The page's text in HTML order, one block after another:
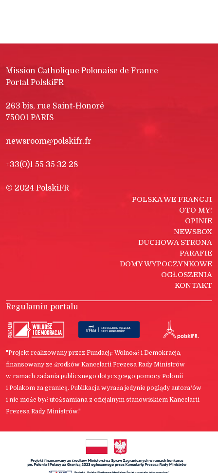
Mission Catholique Polonaise de France
Portal PolskiFR
263 bis, rue Saint-Honoré
75001 PARIS
newsroom@polskifr.fr
+33(0)1 55 35 32 28
© 2024 PolskiFR
POLSKA WE FRANCJI
OTO MY!
OPINIE
NEWSBOX
DUCHOWA STRONA
PARAFIE
DOMY WYPOCZYNKOWE
OGŁOSZENIA
KONTAKT
Regulamin portalu
"Projekt realizowany przez Fundację Wolność i Demokracja,
finansowany ze środków Kancelarii Prezesa Rady Ministrów
w ramach zadania publicznego dotyczącego pomocy Polonii
i Polakom za granicą. Publikacja wyraża jedynie poglądy autora/ów
i nie może być utożsamiana z oficjalnym stanowiskiem Kancelarii
Prezesa Rady Ministrów."